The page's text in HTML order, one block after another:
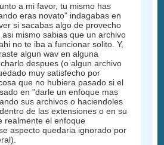
a mi favor, tu mismo has
eras novato" indagabas en
si sacabas algo de provecho
mismo sabias que un archivo
no te iba a funcionar solito. Y,
algun wav en alguna
despues (o algun archivo
muy satisfecho por
que no hubiera pasado si el
en "darle un enfoque mas
sus archivos o haciendoles
de las extensiones o en su
realmente el enfoque
aspecto quedaria ignorado por